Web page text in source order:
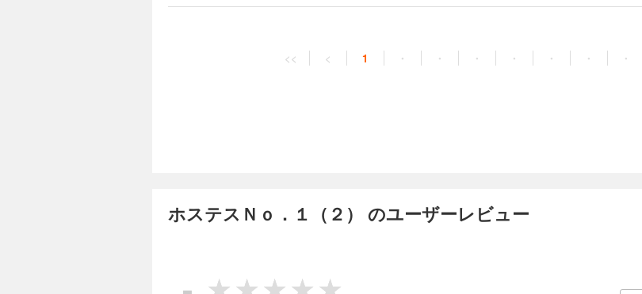
<< < 1 ・ ・ ・ ・ ・ ・ ・
ホステスＮｏ．１（２） のユーザーレビュー